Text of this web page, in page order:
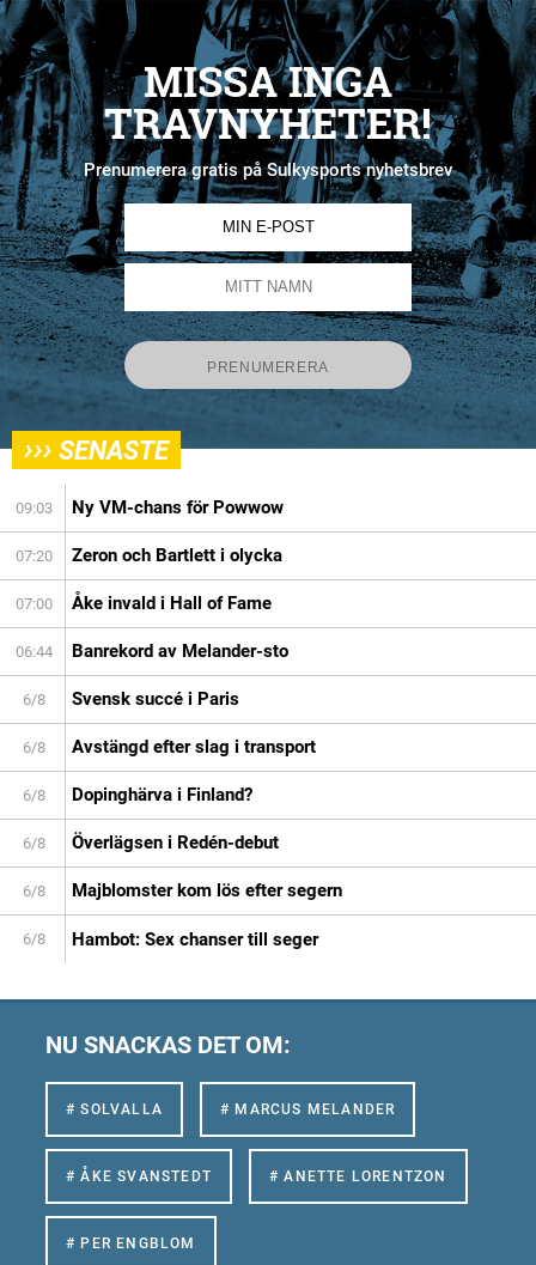
MISSA INGA
TRAVNYHETER!
Prenumerera gratis på Sulkysports nyhetsbrev
››› SENASTE
09:03 Ny VM-chans för Powwow
07:20 Zeron och Bartlett i olycka
07:00 Åke invald i Hall of Fame
06:44 Banrekord av Melander-sto
6/8 Svensk succé i Paris
6/8 Avstängd efter slag i transport
6/8 Dopinghärva i Finland?
6/8 Överlägsen i Redén-debut
6/8 Majblomster kom lös efter segern
6/8 Hambot: Sex chanser till seger
NU SNACKAS DET OM:
# SOLVALLA # MARCUS MELANDER
# ÅKE SVANSTEDT # ANETTE LORENTZON
# PER ENGBLOM